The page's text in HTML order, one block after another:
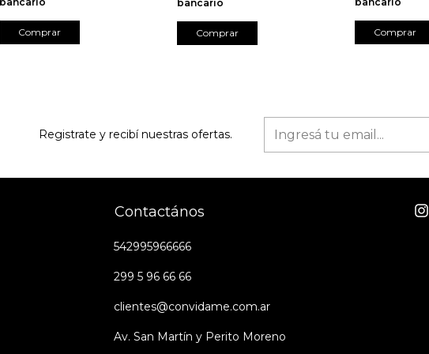
bancario
Registrate y recibí nuestras ofertas.
Contactános
542995966666
299 5 96 66 66
clientes@convidame.com.ar
Av. San Martín y Perito Moreno